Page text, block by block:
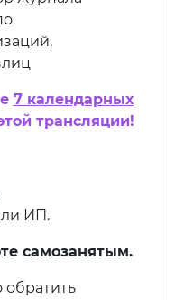
7 календарных
трансляции!
ИП.
самозанятым.
обратить